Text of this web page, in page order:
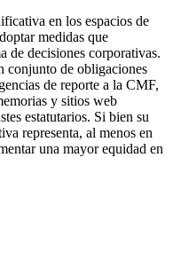
en los espacios de
medidas que
de decisiones corporativas.
conjunto de obligaciones
de reporte a la CMF,
y sitios web
estatutarios. Si bien su
representa, al menos en
una mayor equidad en